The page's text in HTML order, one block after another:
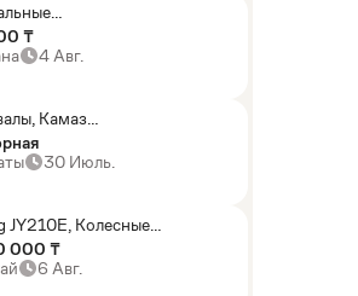
₸
4 Авг.
Камаз
(шасси
43114 6x6)
30 Июль.
JY210E, Колесные
000 ₸
6 Авг.